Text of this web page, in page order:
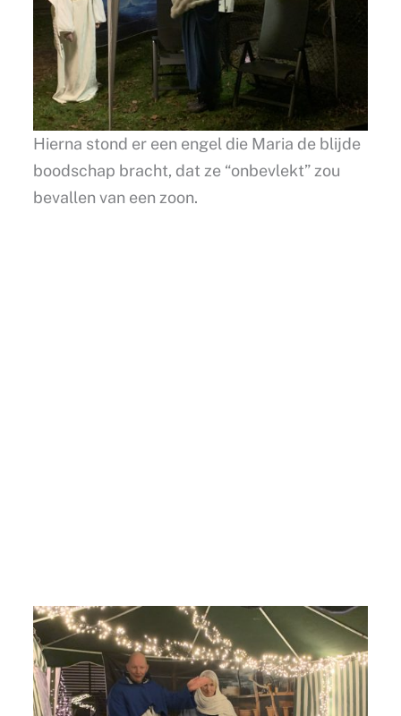
Hierna stond er een engel die Maria de blijde
boodschap bracht, dat ze “onbevlekt” zou
bevallen van een zoon.